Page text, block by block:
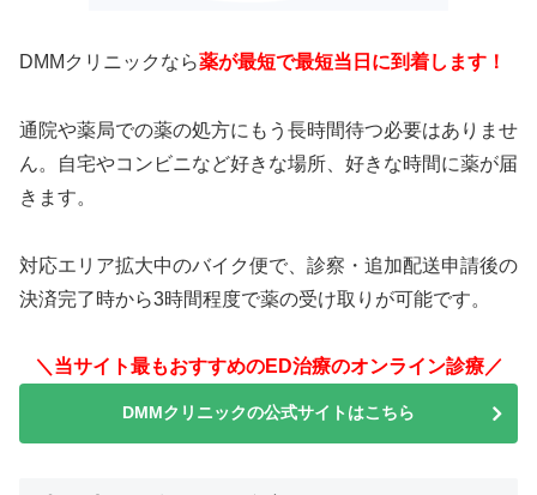
DMMクリニックなら薬が最短で最短当日に到着します！
通院や薬局での薬の処方にもう長時間待つ必要はありませ
ん。自宅やコンビニなど好きな場所、好きな時間に薬が届
きます。
対応エリア拡大中のバイク便で、診察・追加配送申請後の
決済完了時から3時間程度で薬の受け取りが可能です。
＼当サイト最もおすすめのED治療のオンライン診療／
DMMクリニックの公式サイトはこちら